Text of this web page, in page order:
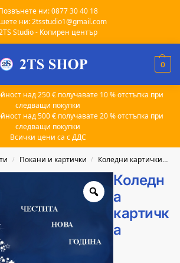
ни: 0877 30 40 18
ни: 2tsstudio1@gmail.com
Studio - Копирен център
0
над 250 € получавате 10 % отстъпка при
следващи покупки
над 500 € получавате 20 % отстъпка при
следващи покупки
Всички цени са с ДДС
/ Покани и картички / Коледни картички
Коледн
а
картичк
а